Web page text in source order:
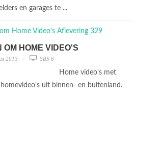
en garages te ...
OM HOME VIDEO'S
2013 SBS 6
Home video's met
uit binnen- en buitenland.